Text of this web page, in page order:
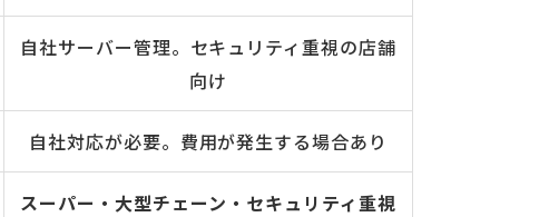
自社サーバー管理。セキュリティ重視の店舗
向け
自社対応が必要。費用が発生する場合あり
スーパー・大型チェーン・セキュリティ重視